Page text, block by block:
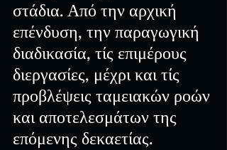
στάδια. Από την αρχική
επένδυση, την παραγωγική
διαδικασία, τίς επιμέρους
διεργασίες, μέχρι και τίς
προβλέψεις ταμειακών ροών
και αποτελεσμάτων της
επόμενης δεκαετίας.